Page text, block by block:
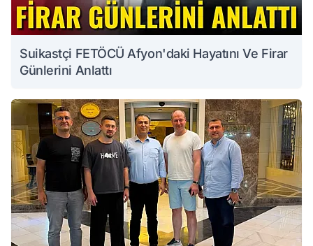
Suikastçi FETÖCÜ Afyon'daki Hayatını Ve Firar
Günlerini Anlattı